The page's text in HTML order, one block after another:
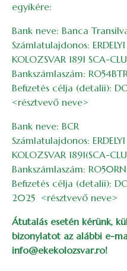
egyikére:
Bank neve: Banca
Számlatulajdonos: ERDELYI
KOLOZSVAR 1891 SCA-
Bankszámlaszám:
Befizetés célja (detalii):
<résztvevő neve>
Bank neve: BCR
Számlatulajdonos: ERDELYI
KOLOZSVAR 1891(SCA-
Bankszámlaszám:
Befizetés célja (detalii):
2025 <résztvevő neve>
Átutalás esetén kérünk,
bizonylatot az alábbi e-
info@ekekolozsvar.ro!